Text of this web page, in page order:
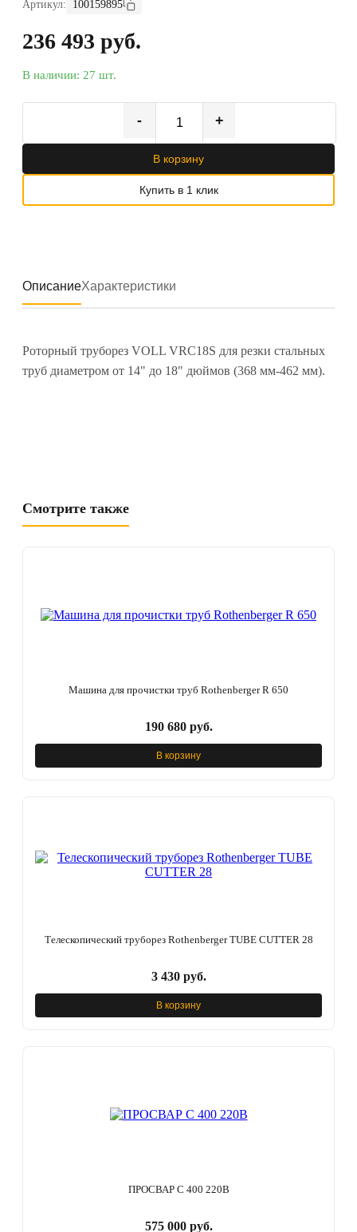
Артикул: 100159895
236 493 руб.
В наличии: 27 шт.
- +
В корзину
Купить в 1 клик
ОписаниеХарактеристики
Роторный труборез VOLL VRC18S для резки стальных
труб диаметром от 14" до 18" дюймов (368 мм-462 мм).
Смотрите также
Машина для прочистки труб Rothenberger R 650
190 680 руб.
В корзину
Телескопический труборез Rothenberger TUBE CUTTER 28
3 430 руб.
В корзину
ПРОСВАР С 400 220В
575 000 руб.